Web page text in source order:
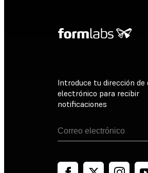
Introduce tu dirección de
electrónico para recibir
notificaciones